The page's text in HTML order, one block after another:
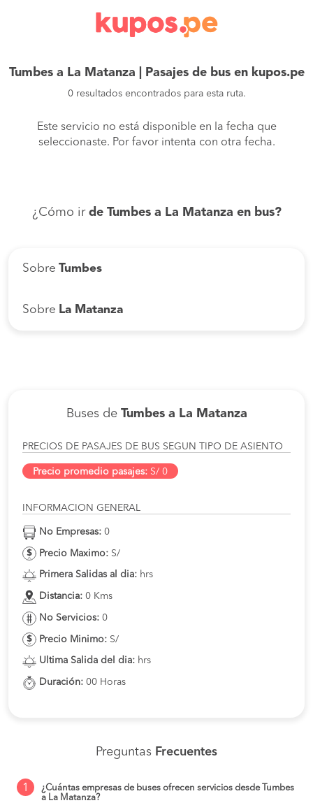
Tumbes a La Matanza | Pasajes de bus en kupos.pe
0 resultados encontrados para esta ruta.
Este servicio no está disponible en la fecha que
seleccionaste. Por favor intenta con otra fecha.
¿Cómo ir de Tumbes a La Matanza en bus?
Sobre Tumbes
Sobre La Matanza
Buses de Tumbes a La Matanza
PRECIOS DE PASAJES DE BUS SEGUN TIPO DE ASIENTO
Precio promedio pasajes: S/ 0
INFORMACION GENERAL
No Empresas: 0
Precio Maximo: S/
Primera Salidas al dia: hrs
Distancia: 0 Kms
No Servicios: 0
Precio Minimo: S/
Ultima Salida del dia: hrs
Duración: 00 Horas
Preguntas Frecuentes
1
¿Cuántas empresas de buses ofrecen servicios desde Tumbes
a La Matanza?